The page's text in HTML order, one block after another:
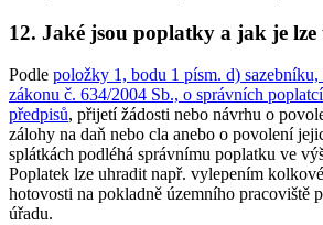
12. Jaké jsou poplatky a jak je
Podle položky 1, bodu 1 písm. d)
zákonu č. 634/2004 Sb., o správních
předpisů, přijetí žádosti nebo návrhu o
zálohy na daň nebo cla anebo o povolení
splátkách podléhá správnímu poplatku ve
Poplatek lze uhradit např. vylepením
hotovosti na pokladně územního pracoviště
úřadu.